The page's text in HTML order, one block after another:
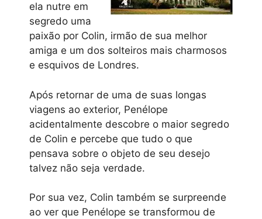
ela nutre em
segredo uma
paixão por Colin, irmão de sua melhor
amiga e um dos solteiros mais charmosos
e esquivos de Londres.
Após retornar de uma de suas longas
viagens ao exterior, Penélope
acidentalmente descobre o maior segredo
de Colin e percebe que tudo o que
pensava sobre o objeto de seu desejo
talvez não seja verdade.
Por sua vez, Colin também se surpreende
ao ver que Penélope se transformou de